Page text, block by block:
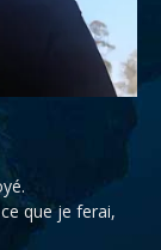
que je ferai,